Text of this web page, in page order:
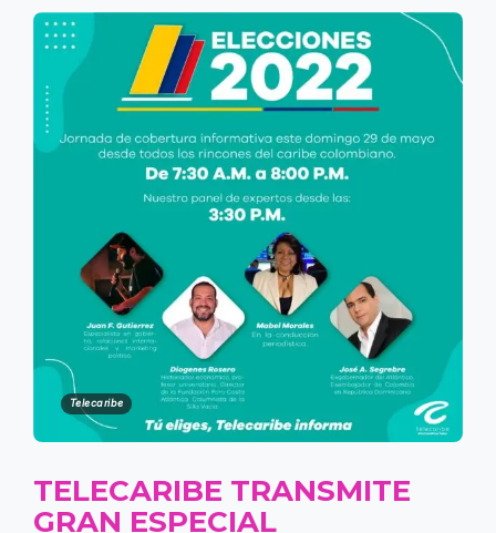
Telecaribe
TELECARIBE TRANSMITE
GRAN ESPECIAL